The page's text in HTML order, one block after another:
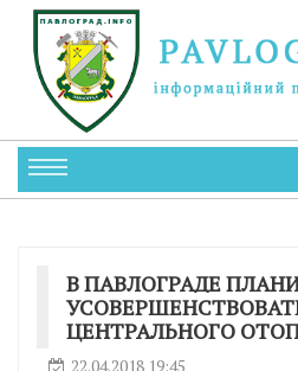
В ПАВЛОГРАДЕ
ЦЕНТРАЛЬНОГО
22.04.2018 19:45